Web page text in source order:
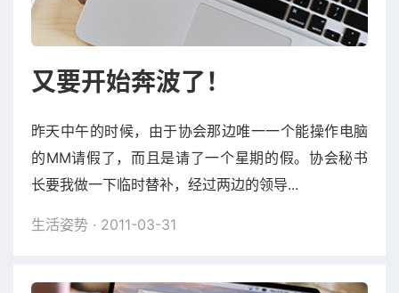
又要开始奔波了！
昨天中午的时候，由于协会那边唯一一个能操作电脑
的MM请假了，而且是请了一个星期的假。协会秘书
长要我做一下临时替补，经过两边的领导...
生活姿势 · 2011-03-31